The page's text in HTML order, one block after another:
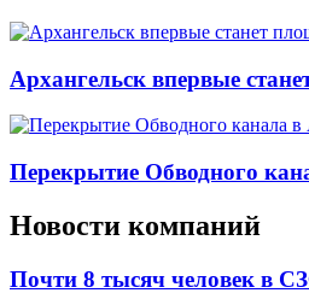
Архангельск впервые
Перекрытие Обводного
Новости компаний
Почти 8 тысяч человек в